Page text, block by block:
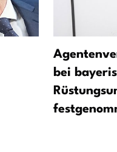
bei